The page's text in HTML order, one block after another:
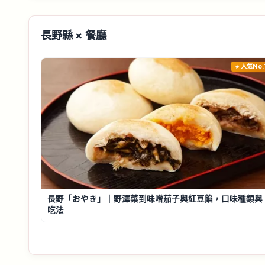
長野縣 × 餐廳
人氣
長野「おやき」｜野澤菜到味噌茄子與紅豆餡，口味種類與
吃法